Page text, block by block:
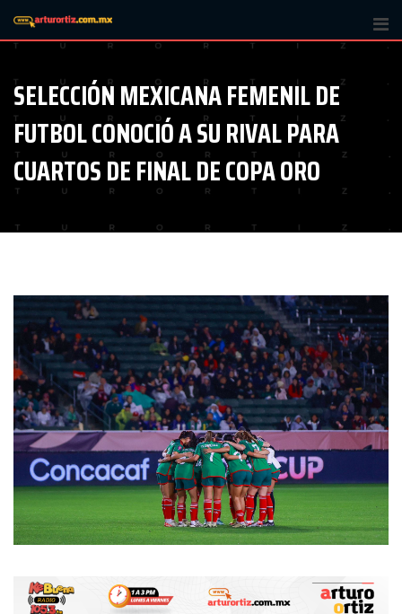
content
SELECCIÓN MEXICANA FEMENIL DE
FUTBOL CONOCIÓ A SU RIVAL PARA
CUARTOS DE FINAL DE COPA ORO